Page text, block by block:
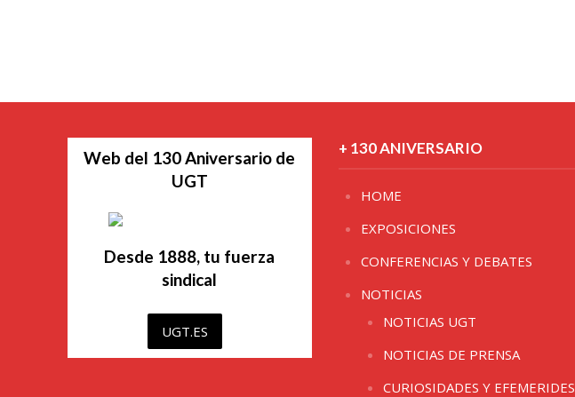
Web del 130 Aniversario de
UGT
Desde 1888, tu fuerza
sindical
UGT.ES
+ 130 ANIVERSARIO
HOME
EXPOSICIONES
CONFERENCIAS Y DEBATES
NOTICIAS
NOTICIAS UGT
NOTICIAS DE PRENSA
CURIOSIDADES Y EFEMERIDES